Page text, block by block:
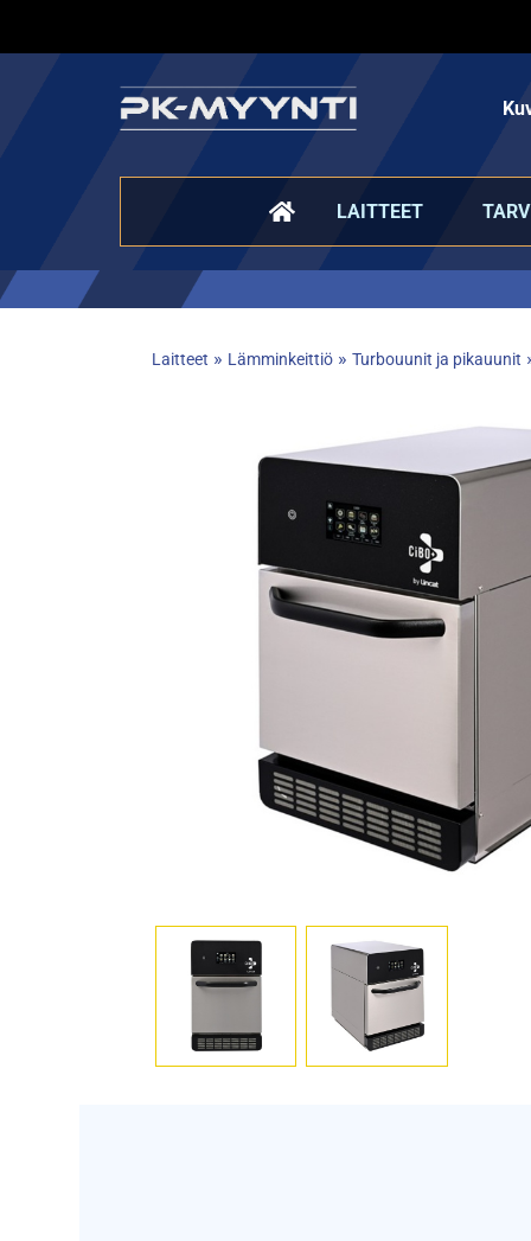
LAITTEET
Laitteet » Lämminkeittiö» Turbouunit ja pikauunit